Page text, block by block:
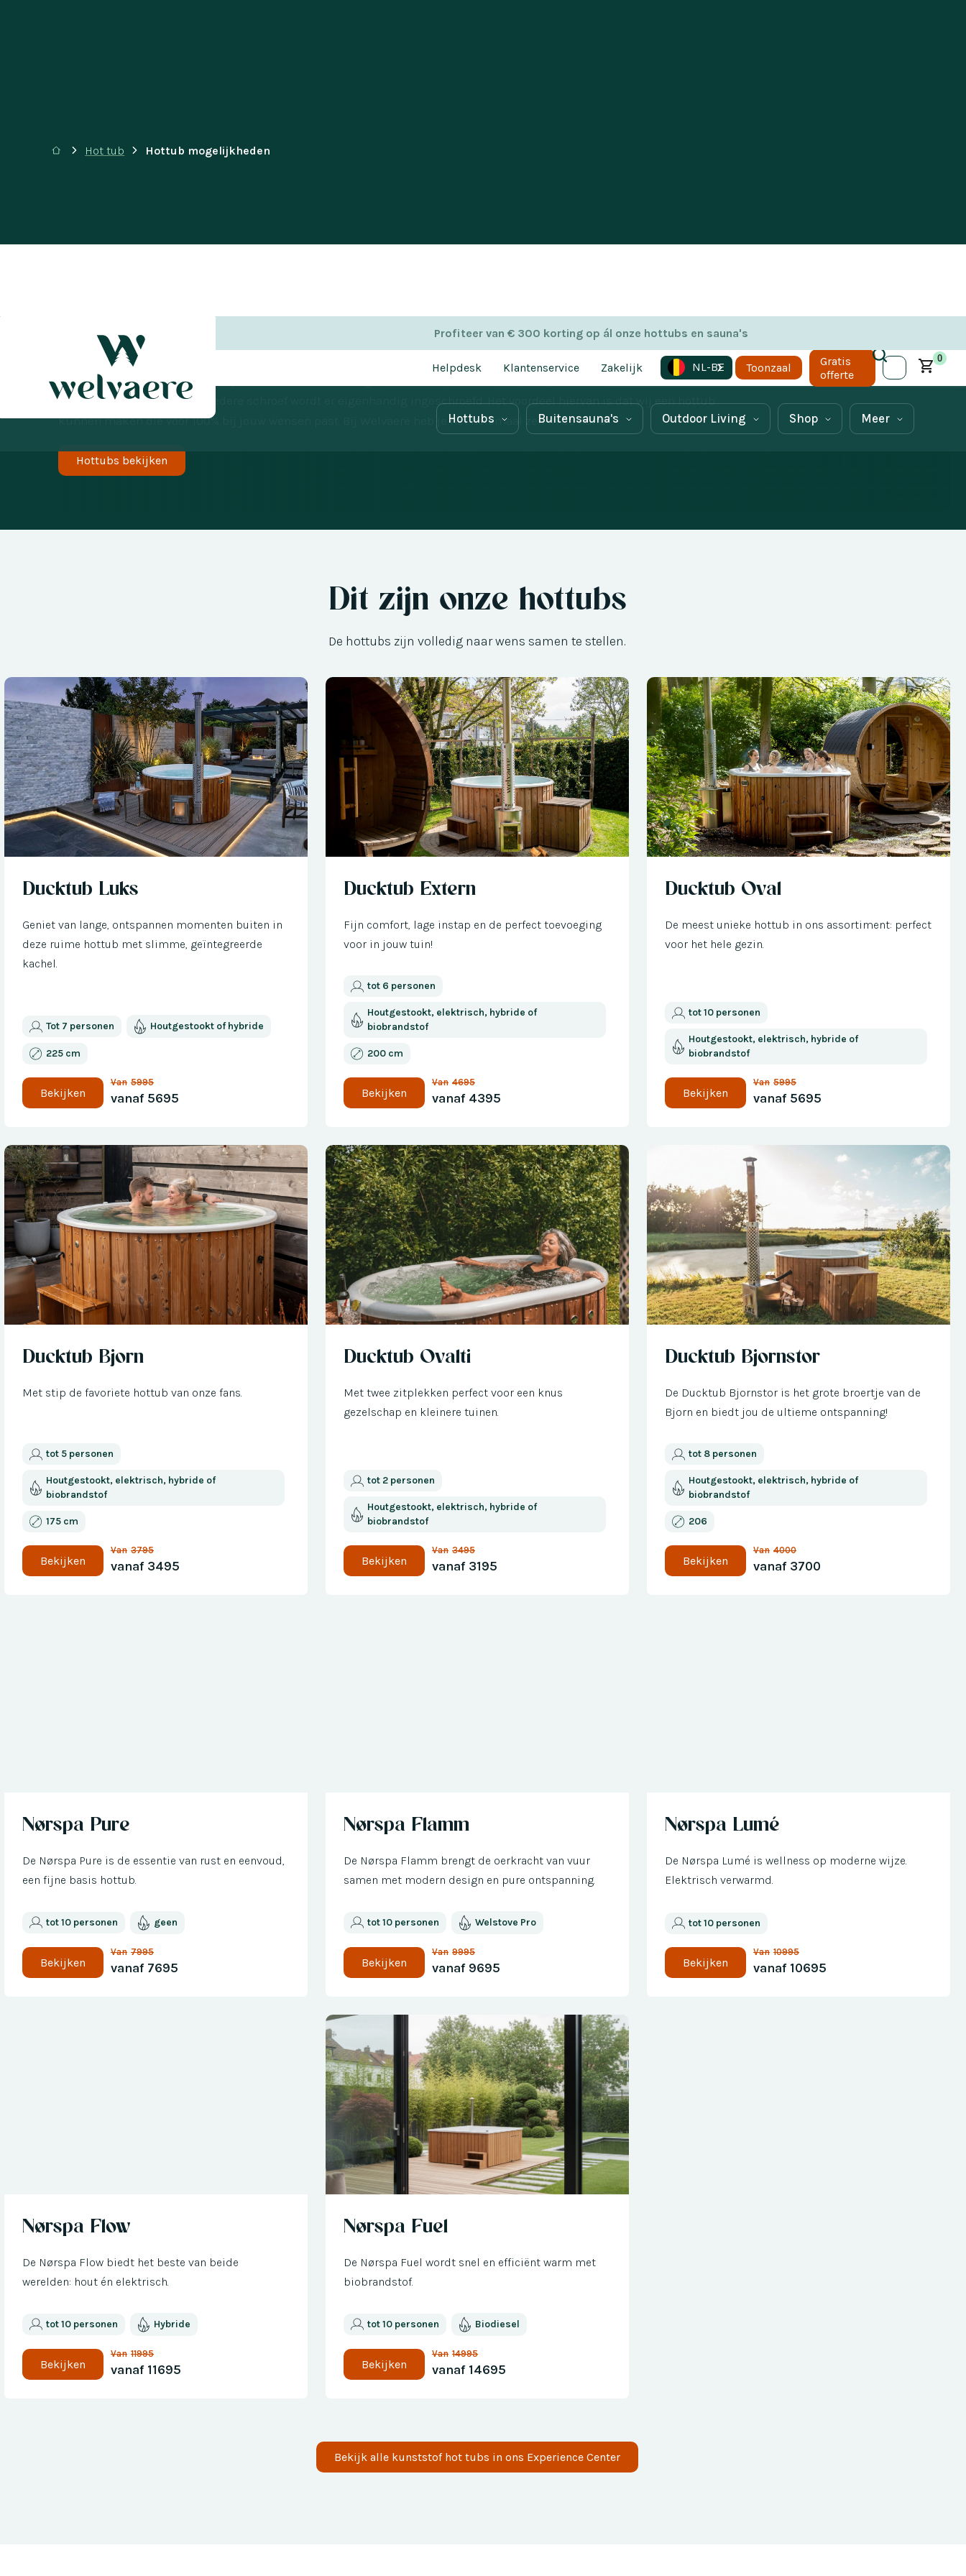
Profiteer van € 300 korting op ál onze hottubs en sauna's
Helpdesk Klantenservice Zakelijk NL-BE Toonzaal
Gratis
offerte
0
Hottubs Buitensauna's Outdoor Living Shop Meer
Hot tub Hottub mogelijkheden
Hottub mogelijkheden
Iedere Ducktub hottub wordt bij Welvaere met de hand gemaakt. Elke plank wordt apart geselecteerd, ieder element
handmatig gemonteerd en iedere schroef wordt er eigenhandig ingeschroefd. Het voordeel hiervan is dat wij een hottub
kunnen maken die voor 100% bij jouw wensen past. Bij Welvaere heb je het helemaal zelf in de hand.
Hottubs bekijken
Dit zijn onze hottubs
De hottubs zijn volledig naar wens samen te stellen.
Ducktub Luks
Geniet van lange, ontspannen momenten buiten in
deze ruime hottub met slimme, geïntegreerde
kachel.
Tot 7 personen Houtgestookt of hybride
225 cm
Bekijken
Van 5995
vanaf 5695
Ducktub Extern
Fijn comfort, lage instap en de perfect toevoeging
voor in jouw tuin!
tot 6 personen
Houtgestookt, elektrisch, hybride of
biobrandstof
200 cm
Bekijken
Van 4695
vanaf 4395
Ducktub Oval
De meest unieke hottub in ons assortiment: perfect
voor het hele gezin.
tot 10 personen
Houtgestookt, elektrisch, hybride of
biobrandstof
Bekijken
Van 5995
vanaf 5695
Ducktub Bjorn
Met stip de favoriete hottub van onze fans.
tot 5 personen
Houtgestookt, elektrisch, hybride of
biobrandstof
175 cm
Bekijken
Van 3795
vanaf 3495
Ducktub Ovalti
Met twee zitplekken perfect voor een knus
gezelschap en kleinere tuinen.
tot 2 personen
Houtgestookt, elektrisch, hybride of
biobrandstof
Bekijken
Van 3495
vanaf 3195
Ducktub Bjornstor
De Ducktub Bjornstor is het grote broertje van de
Bjorn en biedt jou de ultieme ontspanning!
tot 8 personen
Houtgestookt, elektrisch, hybride of
biobrandstof
206
Bekijken
Van 4000
vanaf 3700
Nørspa Pure
De Nørspa Pure is de essentie van rust en eenvoud,
een fijne basis hottub.
tot 10 personen geen
Bekijken
Van 7995
vanaf 7695
Nørspa Flamm
De Nørspa Flamm brengt de oerkracht van vuur
samen met modern design en pure ontspanning.
tot 10 personen Welstove Pro
Bekijken
Van 9995
vanaf 9695
Nørspa Lumé
De Nørspa Lumé is wellness op moderne wijze.
Elektrisch verwarmd.
tot 10 personen
Bekijken
Van 10995
vanaf 10695
Nørspa Flow
De Nørspa Flow biedt het beste van beide
werelden: hout én elektrisch.
tot 10 personen Hybride
Bekijken
Van 11995
vanaf 11695
Nørspa Fuel
De Nørspa Fuel wordt snel en efficiënt warm met
biobrandstof.
tot 10 personen Biodiesel
Bekijken
Van 14995
vanaf 14695
Bekijk alle kunststof hot tubs in ons Experience Center